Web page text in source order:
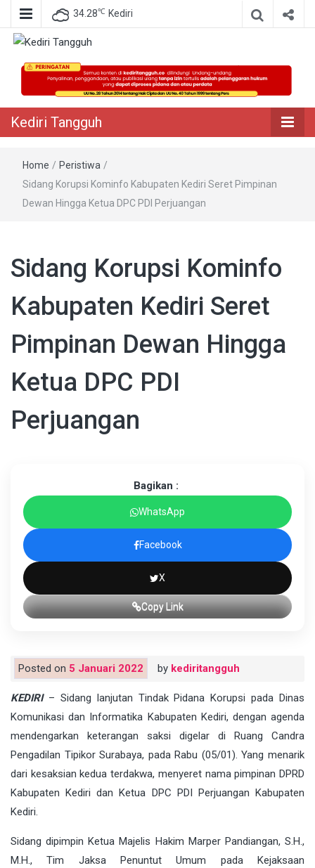
34.28℃ Kediri
Kediri Tangguh
Berita Akurat Terpercaya
Kediri Tangguh
Home / Peristiwa /
Sidang Korupsi Kominfo Kabupaten Kediri Seret Pimpinan
Dewan Hingga Ketua DPC PDI Perjuangan
Sidang Korupsi Kominfo
Kabupaten Kediri Seret
Pimpinan Dewan Hingga
Ketua DPC PDI
Perjuangan
Bagikan :
WhatsApp
Facebook
X
Copy Link
Posted on 5 Januari 2022 by kediritangguh
KEDIRI– Sidang lanjutan Tindak Pidana Korupsi pada Dinas
Komunikasi dan Informatika Kabupaten Kediri, dengan agenda
mendengarkan keterangan saksi digelar di Ruang Candra
Pengadilan Tipikor Surabaya, pada Rabu (05/01). Yang menarik
dari kesaksian kedua terdakwa, menyeret nama pimpinan DPRD
Kabupaten Kediri dan Ketua DPC PDI Perjuangan Kabupaten
Kediri.
Sidang dipimpin Ketua Majelis Hakim Marper Pandiangan, S.H.,
M.H., Tim Jaksa Penuntut Umum pada Kejaksaan